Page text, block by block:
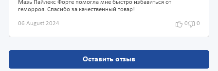
Мазь Пайлекс Форте помогла мне быстро избавиться от
геморроя. Спасибо за качественный товар!
06 August 2024 0 0
Оставить отзыв